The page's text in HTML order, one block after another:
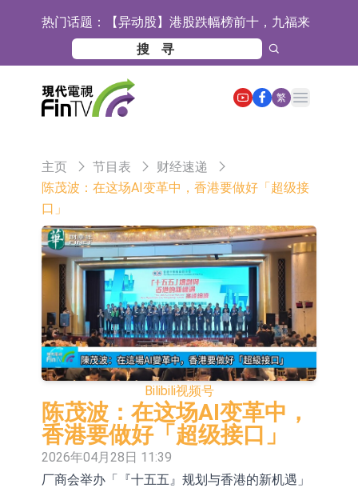
热门话题： 【异动股】港股跌幅榜前十，九福来
(08611.HK)跌21.43%，天瑞汽车内饰
(06162.HK)跌18.44%
【异动股】港股涨幅榜前十，佳明集
团控股(01271.HK)涨+78.22%，拿森
科技(02261.HK)涨+64.11%
斯迪克：公司为国内折叠屏核心功能
材料供应商
恒瑞医药：公司已在中国获批上市26
目标客户的测试认证
上期所：7月份对11个实际控制关系
江总部物业服务项目
亚太股份：公司是零跑汽车和
Stellantis集团的供应商
理工雷科面向边缘AI场景推出"山
海"系列智算模组 系列产品基于国产
CPU与GPU构建
【异动股】医疗研发外包板块拉升，
博腾股份(300363.CN)涨20.02%
日韩股市收盘双双下跌
依米康：海外交付以东南亚、中东市
场为主 并已取得欧美相关认证
上交所：财通多策略福鑫定期开放灵
活配置混合型发起式证券投资基金临
时停牌
上交所：景顺长城全球半导体芯片产
业股票型证券投资基金临时停牌
【异动股】港股跌幅榜前十，卡森国
繁
Open main menu
主页 节目表
财经速递
陈茂波：在这场AI变革中，香港要做好「超级接
口」
Bilibili视频号
陈茂波：在这场AI变革中，
香港要做好「超级接口」
2026年04月28日 11:39
厂商会举办「『十五五』规划与香港的新机遇」